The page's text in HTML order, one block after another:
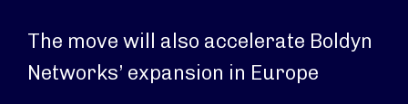
The move will also accelerate Boldyn
Networks’ expansion in Europe